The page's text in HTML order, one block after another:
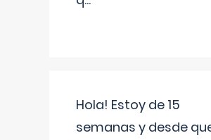
Hola! Estoy de 15
semanas y desde